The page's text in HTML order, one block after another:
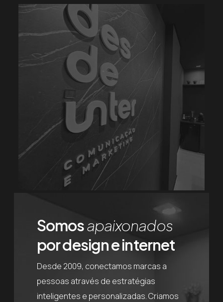
Somosapaixonados
por design e internet
Desde 2009, conectamos marcas a
pessoas através de estratégias
inteligentes e personalizadas. Criamos